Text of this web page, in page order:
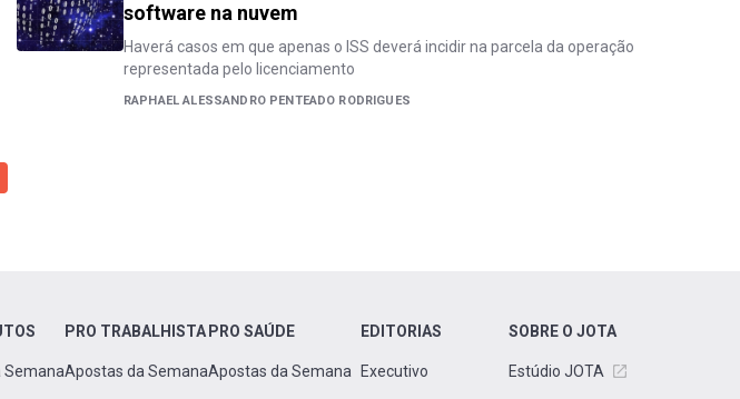
software na nuvem
Haverá casos em que apenas o ISS deverá incidir na parcela da operação
representada pelo licenciamento
RAPHAEL ALESSANDRO PENTEADO RODRIGUES
Semana
PRO TRABALHISTA
Apostas da Semana
PRO SAÚDE
Apostas da Semana
EDITORIAS
Executivo
SOBRE O JOTA
Estúdio JOTA